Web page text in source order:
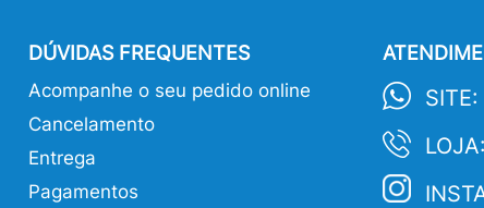
DÚVIDAS FREQUENTES
Acompanhe o seu pedido online
Cancelamento
Entrega
Pagamentos